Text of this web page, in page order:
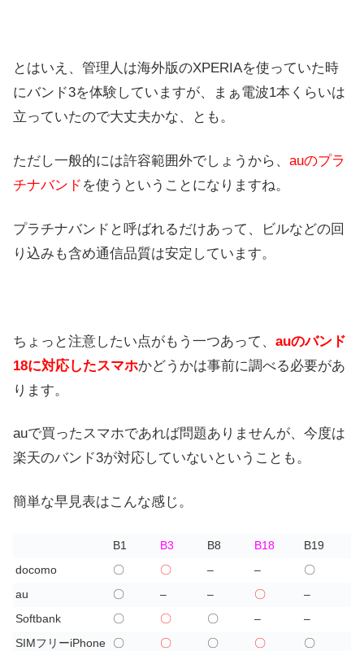
とはいえ、管理人は海外版のXPERIAを使っていた時
にバンド3を体験していますが、まぁ電波1本くらいは
立っていたので大丈夫かな、とも。
ただし一般的には許容範囲外でしょうから、 auのプラ
チナバンド を使うということになりますね。
プラチナバンドと呼ばれるだけあって、ビルなどの回
り込みも含め通信品質は安定しています。
ちょっと注意したい点がもう一つあって、 auのバンド
18に対応したスマホかどうかは事前に調べる必要があ
ります。
auで買ったスマホであれば問題ありませんが、今度は
楽天のバンド3が対応していないということも。
簡単な早見表はこんな感じ。
B1 B3 B8 B18
B19
docomo
〇 〇 – –
〇
au
〇 – – 〇
–
Softbank
〇 〇 〇 –
–
SIMフリーiPhone
〇 〇 〇 〇
〇